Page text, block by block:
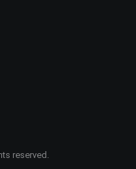
reserved.